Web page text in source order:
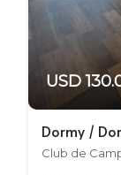
USD
Club de